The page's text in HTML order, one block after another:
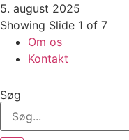
5. august 2025
Showing Slide 1 of 7
Om os
Kontakt
Søg